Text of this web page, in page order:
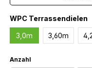
WPC Terrassendielen
3,0m 3,60m
Anzahl